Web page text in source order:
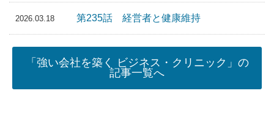
2026.03.18 第235話 経営者と健康維持
「強い会社を築く ビジネス・クリニック」の
記事一覧へ